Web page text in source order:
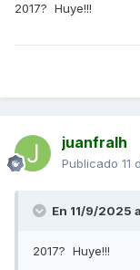
2017? Huye!!!
juanfralh
Publicado 11
En 11/9/2025
2017? Huye!!!